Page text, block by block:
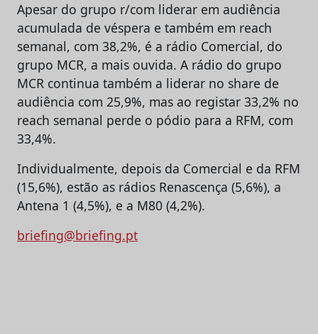
Apesar do grupo r/com liderar em audiência
acumulada de véspera e também em reach
semanal, com 38,2%, é a rádio Comercial, do
grupo MCR, a mais ouvida. A rádio do grupo
MCR continua também a liderar no share de
audiência com 25,9%, mas ao registar 33,2% no
reach semanal perde o pódio para a RFM, com
33,4%.
Individualmente, depois da Comercial e da RFM
(15,6%), estão as rádios Renascença (5,6%), a
Antena 1 (4,5%), e a M80 (4,2%).
briefing@briefing.pt